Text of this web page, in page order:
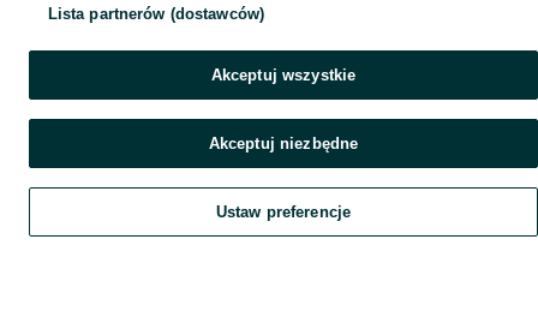
Szukaj Obserwujesz Dodaj Czat Konto
Lista partnerów (dostawców)
Akceptuj wszystkie
Akceptuj niezbędne
Ustaw preferencje